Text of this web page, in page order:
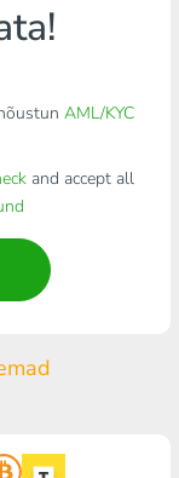
AML/KYC
and accept all